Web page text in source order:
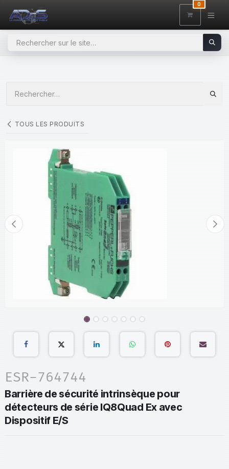
0
TOUS LES PRODUITS
ESR-764744
Barrière de sécurité intrinsèque pour
détecteurs de série IQ8Quad Ex avec
Dispositif E/S